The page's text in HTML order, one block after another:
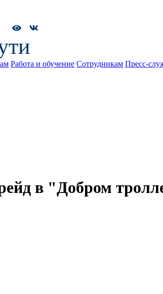
Работа и обучение Сотрудникам Пресс-
в "Добром